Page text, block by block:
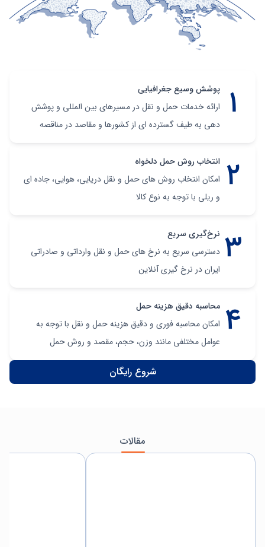
پوشش وسیع جغرافیایی
ارائه خدمات حمل و نقل در مسیرهای بین المللی و پوشش
دهی به طیف گسترده ای از کشورها و مقاصد در مناقصه
انتخاب روش حمل دلخواه
امکان انتخاب روش های حمل و نقل دریایی، هوایی، جاده ای
و ریلی با توجه به نوع کالا
نرخ‌گیری سریع
دسترسی سریع به نرخ های حمل و نقل وارداتی و صادراتی
ایران در نرخ گیری آنلاین
محاسبه دقیق هزینه حمل
امکان محاسبه فوری و دقیق هزینه حمل و نقل با توجه به
عوامل مختلفی مانند وزن، حجم، مقصد و روش حمل
شروع رایگان
مقالات